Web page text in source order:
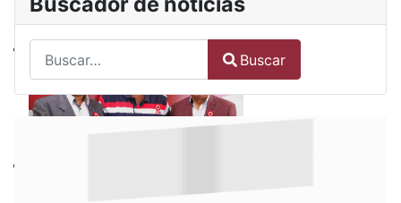
Type 2 or more characters for results.
Buscar